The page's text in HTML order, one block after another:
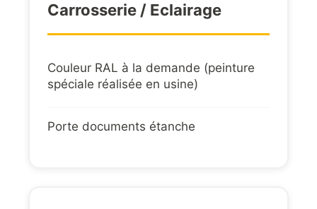
Carrosserie / Eclairage
Couleur RAL à la demande (peinture
spéciale réalisée en usine)
Porte documents étanche